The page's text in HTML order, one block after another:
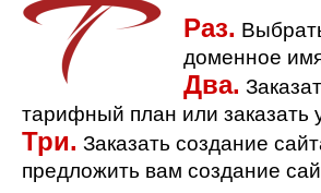
Раз.
доменное
Два.
тарифный план или заказать
Три. Заказать создание
предложить вам создание